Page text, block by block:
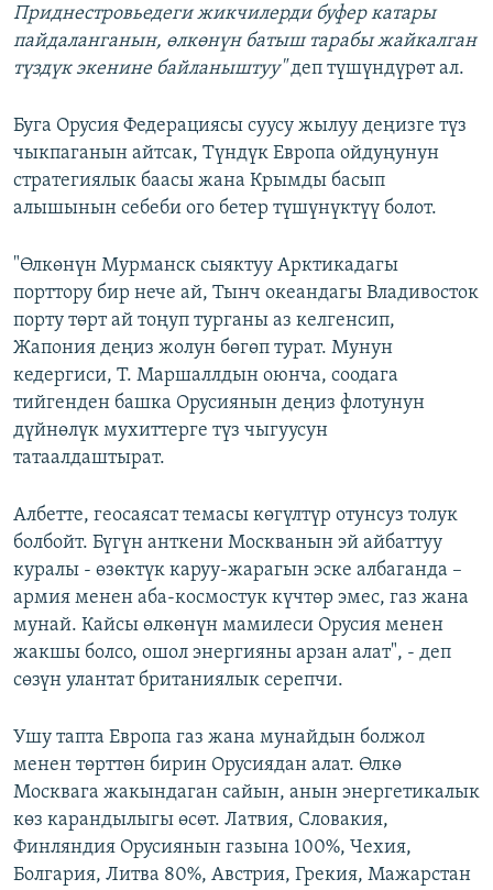
Приднестровьедеги жикчилерди буфер катары
пайдаланганын, өлкөнүн батыш тарабы жайкалган
түздүк экенине байланыштуу"деп түшүндүрөт ал.
Буга Орусия Федерациясы суусу жылуу деңизге түз
чыкпаганын айтсак, Түндүк Европа ойдуңунун
стратегиялык баасы жана Крымды басып
алышынын себеби ого бетер түшүнүктүү болот.
"Өлкөнүн Мурманск сыяктуу Арктикадагы
порттору бир нече ай, Тынч океандагы Владивосток
порту төрт ай тоңуп турганы аз келгенсип,
Жапония деңиз жолун бөгөп турат. Мунун
кедергиси, Т. Маршаллдын оюнча, соодага
тийгенден башка Орусиянын деңиз флотунун
дүйнөлүк мухиттерге түз чыгуусун
татаалдаштырат.
Албетте, геосаясат темасы көгүлтүр отунсуз толук
болбойт. Бүгүн анткени Москванын эй айбаттуу
куралы - өзөктүк каруу-жарагын эске албаганда –
армия менен аба-космостук күчтөр эмес, газ жана
мунай. Кайсы өлкөнүн мамилеси Орусия менен
жакшы болсо, ошол энергияны арзан алат", - деп
сөзүн улантат британиялык серепчи.
Ушу тапта Европа газ жана мунайдын болжол
менен төрттөн бирин Орусиядан алат. Өлкө
Москвага жакындаган сайын, анын энергетикалык
көз карандылыгы өсөт. Латвия, Словакия,
Финляндия Орусиянын газына 100%, Чехия,
Болгария, Литва 80%, Австрия, Грекия, Мажарстан